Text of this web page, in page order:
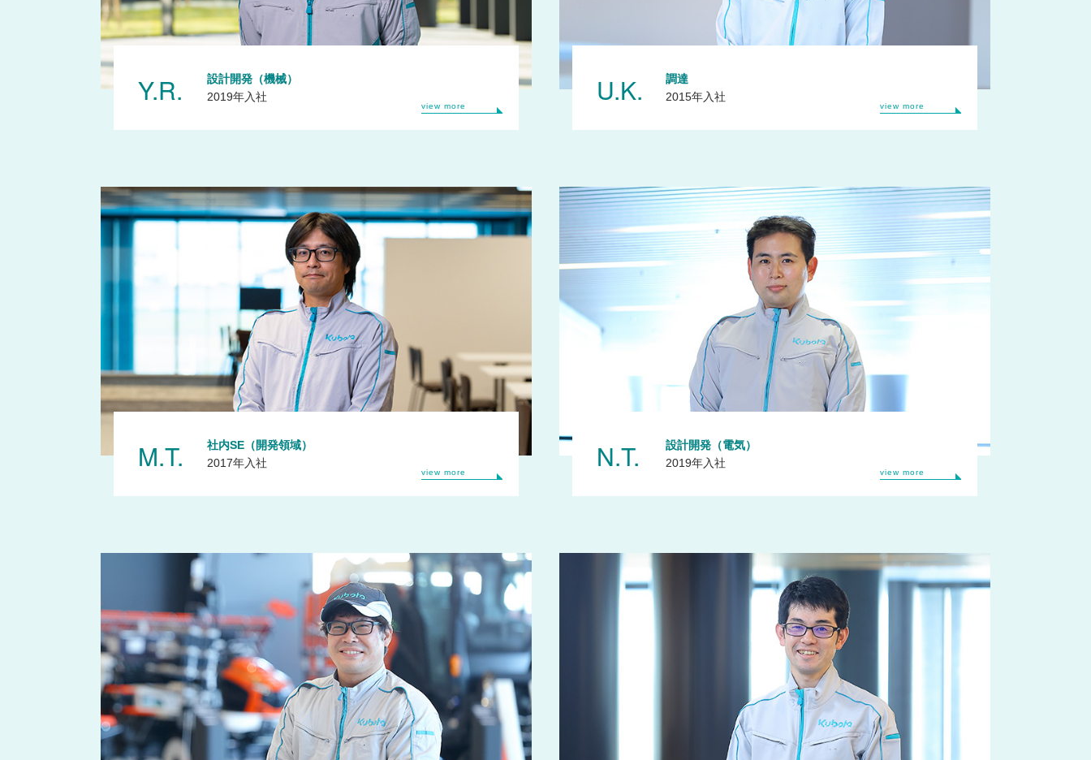
Y.R.
設計開発（機械）
2019年入社
view more U.K.
調達
2015年入社
view more
M.T.
社内SE（開発領域）
2017年入社
view more N.T.
設計開発（電気）
2019年入社
view more